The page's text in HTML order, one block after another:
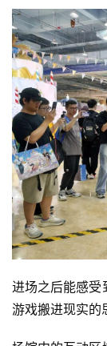
进场之后能感受
游戏搬进现实的